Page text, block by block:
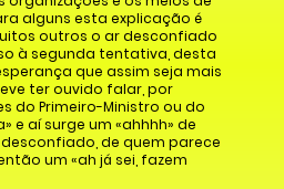
alguns esta explicação é
outros o ar desconfiado
à segunda tentativa, desta
que assim seja mais
ter ouvido falar, por
do Primeiro-Ministro ou do
e aí surge um «ahhhh» de
de quem parece
um «ah já sei, fazem